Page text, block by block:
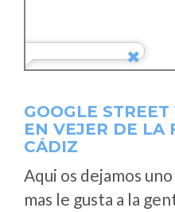
GOOGLE
EN VEJER DE LA
CÁDIZ
Aqui os dejamos
mas le gusta a la